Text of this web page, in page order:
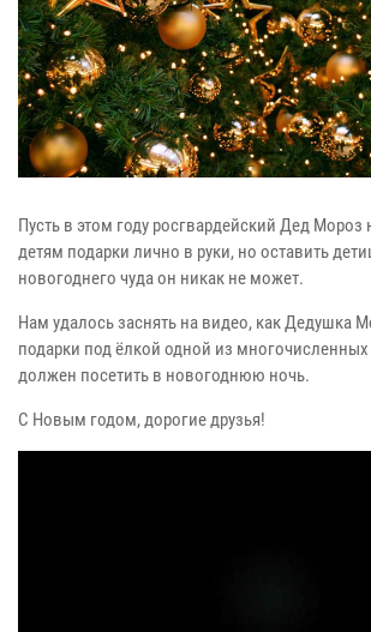
Пусть в этом году росгвардейский Дед Мороз
детям подарки лично в руки, но оставить
новогоднего чуда он никак не может.
Нам удалось заснять на видео, как Дедушка
подарки под ёлкой одной из
должен посетить в новогоднюю ночь.
С Новым годом, дорогие друзья!